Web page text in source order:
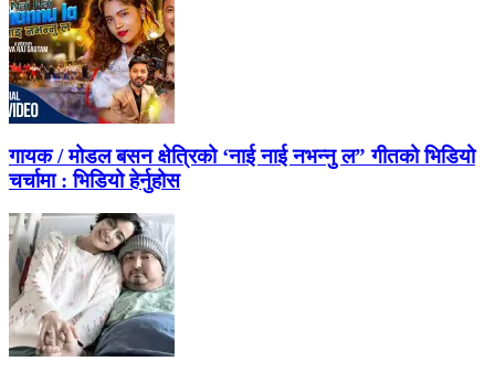
गायक / मोडल बसन क्षेत्रिको ‘नाई नाई नभन्नु ल” गीतको भिडियो
चर्चामा : भिडियो हेर्नुहोस